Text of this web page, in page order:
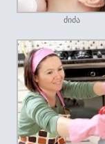
ძიძა